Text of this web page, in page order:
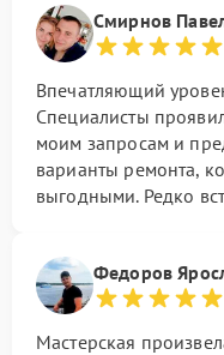
Смирнов
Впечатляющий
Специалисты
моим запросам и
варианты ремонта,
выгодными. Редко
Федоров
Мастерская